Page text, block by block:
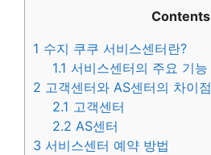
Contents
1 수지 쿠쿠 서비스센터란?
1.1 서비스센터의 주요 기능
2 고객센터와 AS센터의 차이점
2.1 고객센터
2.2 AS센터
3 서비스센터 예약 방법